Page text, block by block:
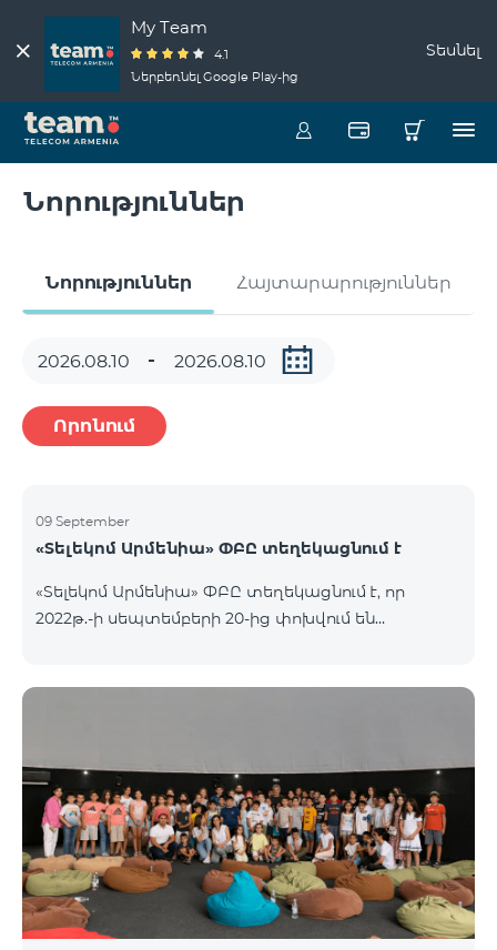
My Team
4.1
Ներբեռնել Google Play-ից
Տեսնել
Նորություններ
Նորություններ Հայտարարություններ
Որոնում
09 September
«Տելեկոմ Արմենիա» ՓԲԸ տեղեկացնում է
«Տելեկոմ Արմենիա» ՓԲԸ տեղեկացնում է, որ
2022թ.-ի սեպտեմբերի 20-ից փոխվում են
tariffs/archive/